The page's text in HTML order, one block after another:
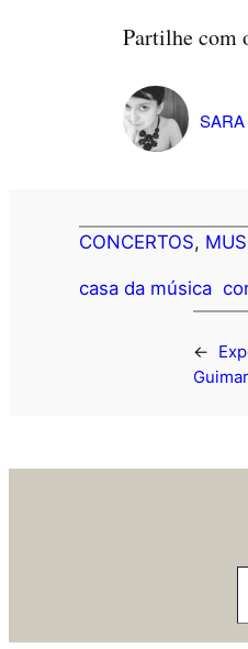
Partilhe com
CONCERTOS,
casa da música
←